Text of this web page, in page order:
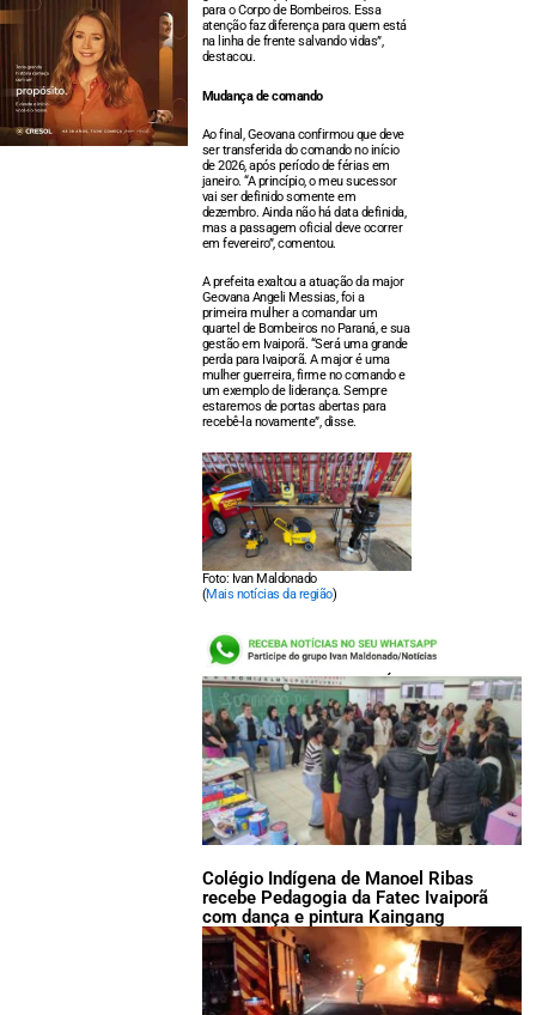
para o Corpo de Bombeiros. Essa
atenção faz diferença para quem está
na linha de frente salvando vidas”,
destacou.
Mudança de comando
Ao final, Geovana confirmou que deve
ser transferida do comando no início
de 2026, após período de férias em
janeiro. “A princípio, o meu sucessor
vai ser definido somente em
dezembro. Ainda não há data definida,
mas a passagem oficial deve ocorrer
em fevereiro”, comentou.
A prefeita exaltou a atuação da major
Geovana Angeli Messias, foi a
primeira mulher a comandar um
quartel de Bombeiros no Paraná, e sua
gestão em Ivaiporã. “Será uma grande
perda para Ivaiporã. A major é uma
mulher guerreira, firme no comando e
um exemplo de liderança. Sempre
estaremos de portas abertas para
recebê-la novamente”, disse.
Foto: Ivan Maldonado
(Mais notícias da região)
LEIA TAMBÉM:
Colégio Indígena de Manoel Ribas
recebe Pedagogia da Fatec Ivaiporã
com dança e pintura Kaingang